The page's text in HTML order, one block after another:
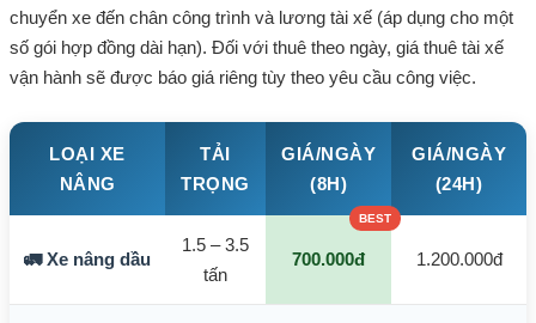
chuyển xe đến chân công trình và lương tài xế (áp dụng cho một
số gói hợp đồng dài hạn). Đối với thuê theo ngày, giá thuê tài xế
vận hành sẽ được báo giá riêng tùy theo yêu cầu công việc.
LOẠI XE
NÂNG
TẢI
TRỌNG
GIÁ/NGÀY
(8H)
GIÁ/NGÀY
(24H)
🚛 Xe nâng dầu
1.5 – 3.5
tấn
700.000đ 1.200.000đ